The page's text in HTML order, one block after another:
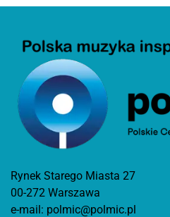
Rynek Starego Miasta 27
00-272 Warszawa
e-mail: polmic@polmic.pl